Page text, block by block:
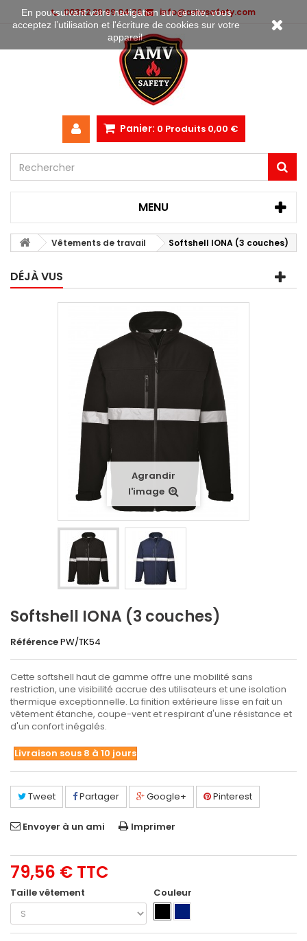
00352 28 99 04 36 info@amvsafety.com
Panier: 0 Produits 0,00 €
MENU
Vêtements de travail Softshell IONA (3 couches)
DÉJÀ VUS
Agrandir
l'image
Softshell IONA (3 couches)
RéférencePW/TK54
Cette softshell haut de gamme offre une mobilité sans
restriction, une visibilité accrue des utilisateurs et une isolation
thermique exceptionnelle. La finition extérieure lisse en fait un
vêtement étanche, coupe-vent et respirant d'une résistance et
d'un confort inégalés.
Livraison sous 8 à 10 jours
Tweet Partager Google+ Pinterest
Envoyer à un ami Imprimer
79,56 € TTC
Taille vêtement Couleur
En poursuivant votre navigation sur ce site, vous
acceptez l’utilisation et l'écriture de cookies sur votre
appareil.